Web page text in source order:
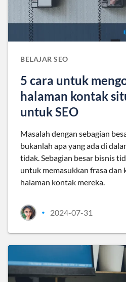
BELAJAR SEO
5 cara untuk
halaman kontak
untuk SEO
Masalah dengan sebagian
bukanlah apa yang ada di
tidak. Sebagian besar bisnis
untuk memasukkan frasa dan
halaman kontak mereka.
• 2024-07-31